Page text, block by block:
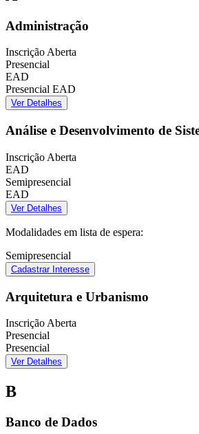
Administração
Inscrição Aberta
Presencial
EAD
Presencial EAD
Ver Detalhes
Análise e Desenvolvimento de
Inscrição Aberta
EAD
Semipresencial
EAD
Ver Detalhes
Modalidades em lista de espera:
Semipresencial
Cadastrar Interesse
Arquitetura e Urbanismo
Inscrição Aberta
Presencial
Presencial
Ver Detalhes
B
Banco de Dados